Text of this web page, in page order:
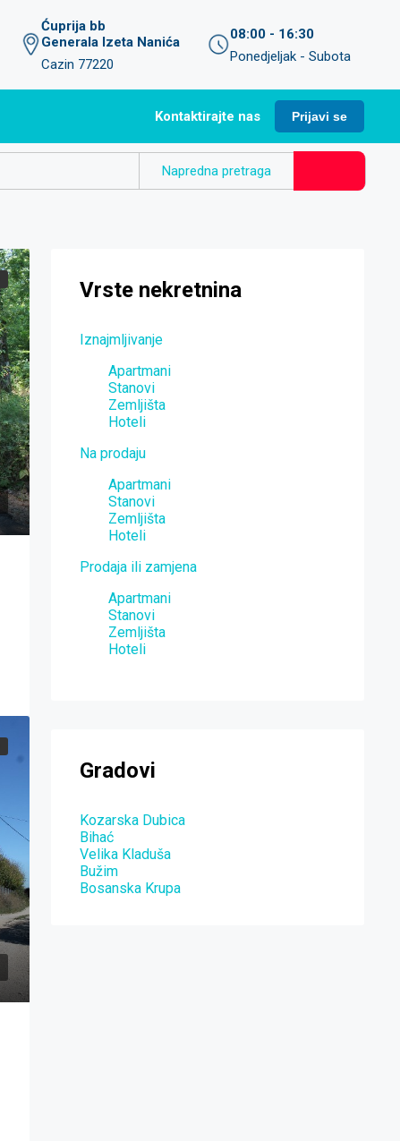
Ćuprija bb
Generala Izeta Nanića
Cazin 77220
08:00 - 16:30
Ponedjeljak - Subota
Kontaktirajte nas Prijavi se
Napredna pretraga
Vrste nekretnina
Iznajmljivanje
Apartmani
Stanovi
Zemljišta
Hoteli
Na prodaju
Apartmani
Stanovi
Zemljišta
Hoteli
Prodaja ili zamjena
Apartmani
Stanovi
Zemljišta
Hoteli
Gradovi
Kozarska Dubica
Bihać
Velika Kladuša
Bužim
Bosanska Krupa